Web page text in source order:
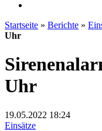
Startseite » Berichte »
Uhr
Uhr
19.05.2022 18:24
Einsätze